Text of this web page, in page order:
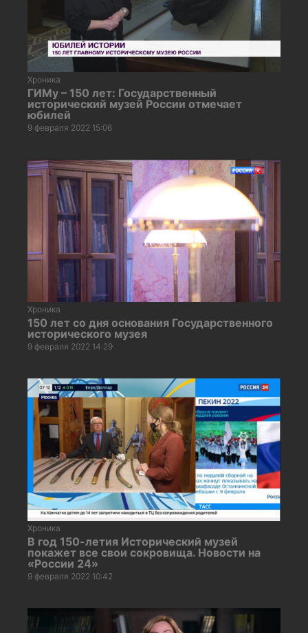
Хроника
ГИМу – 150 лет: Государственный
исторический музей России отмечает
юбилей
9 февраля 2022 15:06
Хроника
150 лет со дня основания Государственного
исторического музея
9 февраля 2022 14:29
Хроника
В год 150-летия Исторический музей
покажет все свои сокровища. Новости на
«России 24»
9 февраля 2022 10:42